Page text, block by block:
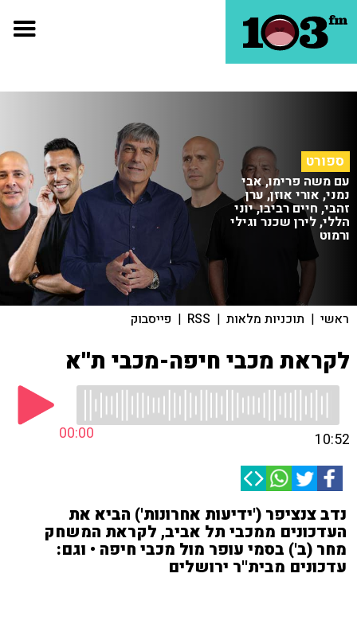
ספורט
עם משה פרימו, אבי
נמני, אורי אוזן, ערן
זהבי, חיים רביבו, יוני
הללי, לירן שכנר וגילי
ורמוט
ראשי | תוכניות מלאות |
RSS
| פייסבוק
לקראת מכבי חיפה-מכבי ת''א
00:00 10:52
נדב צנציפר ('ידיעות אחרונות') הביא את
העדכונים ממכבי תל אביב, לקראת המשחק
מחר (ב') בסמי עופר מול מכבי חיפה • וגם:
עדכונים מבית''ר ירושלים